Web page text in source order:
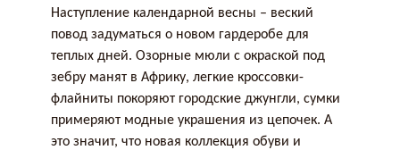
Наступление календарной весны – веский
повод задуматься о новом гардеробе для
теплых дней. Озорные мюли с окраской под
зебру манят в Африку, легкие кроссовки-
флайниты покоряют городские джунгли, сумки
примеряют модные украшения из цепочек. А
это значит, что новая коллекция обуви и